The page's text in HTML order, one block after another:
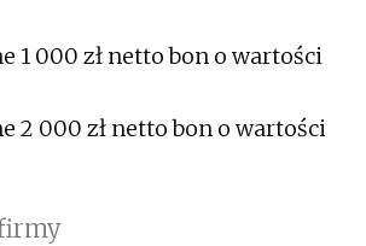
1 000 zł netto bon o wartości
2 000 zł netto bon o wartości